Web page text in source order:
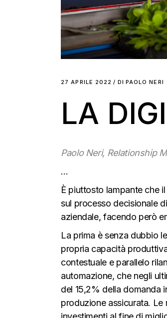
27 APRILE 2022 DI PAOLO NERI
LA
Paolo Neri, Relationship
…
È piuttosto lampante che
sul processo decisionale
aziendale, facendo però
La prima è senza dubbio
propria capacità
contestuale e parallelo
automazione, che negli
del 15,2% della domanda
produzione assicurata.